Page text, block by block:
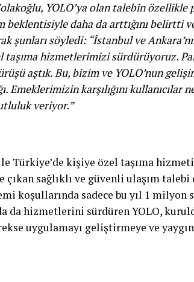
YOLO’ya olan talebin özellikle
beklentisiyle daha da arttığını belirtti
şunları söyledi: “İstanbul ve
taşıma hizmetlerimizi sürdürüyoruz.
aştık. Bu, bizim ve YOLO’nun
Emeklerimizin karşılığını kullanıcılar
veriyor.”
Türkiye’de kişiye özel taşıma
sağlıklı ve güvenli ulaşım
koşullarında sadece bu yıl 1 milyon
da hizmetlerini sürdüren YOLO,
uygulamayı geliştirmeye ve